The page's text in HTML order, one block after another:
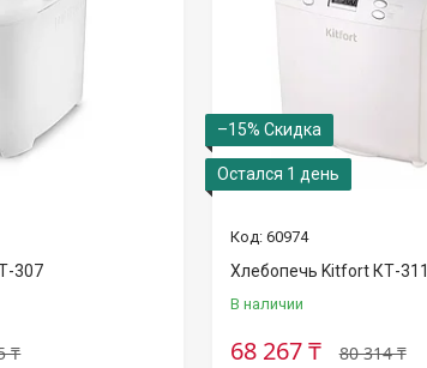
307
₸
–15%
Остался 1 день
60974
Хлебопечь Kitfort КТ-311
В наличии
80 314 ₸
68 267 ₸